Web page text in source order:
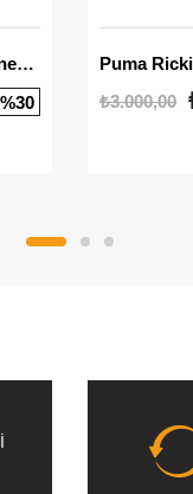
Mayze Stack Luxe Wns Kadın Sneaker
%30
Puma
₺3.000,00